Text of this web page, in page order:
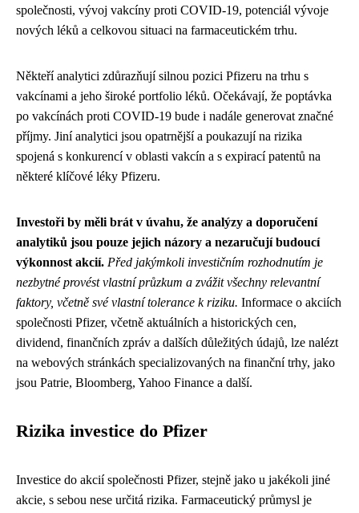
společnosti, vývoj vakcíny proti COVID-19, potenciál vývoje
nových léků a celkovou situaci na farmaceutickém trhu.
Někteří analytici zdůrazňují silnou pozici Pfizeru na trhu s
vakcínami a jeho široké portfolio léků. Očekávají, že poptávka
po vakcínách proti COVID-19 bude i nadále generovat značné
příjmy. Jiní analytici jsou opatrnější a poukazují na rizika
spojená s konkurencí v oblasti vakcín a s expirací patentů na
některé klíčové léky Pfizeru.
Investoři by měli brát v úvahu, že analýzy a doporučení
analytiků jsou pouze jejich názory a nezaručují budoucí
výkonnost akcií. Před jakýmkoli investičním rozhodnutím je
nezbytné provést vlastní průzkum a zvážit všechny relevantní
faktory, včetně své vlastní tolerance k riziku. Informace o akciích
společnosti Pfizer, včetně aktuálních a historických cen,
dividend, finančních zpráv a dalších důležitých údajů, lze nalézt
na webových stránkách specializovaných na finanční trhy, jako
jsou Patrie, Bloomberg, Yahoo Finance a další.
Rizika investice do Pfizer
Investice do akcií společnosti Pfizer, stejně jako u jakékoli jiné
akcie, s sebou nese určitá rizika. Farmaceutický průmysl je